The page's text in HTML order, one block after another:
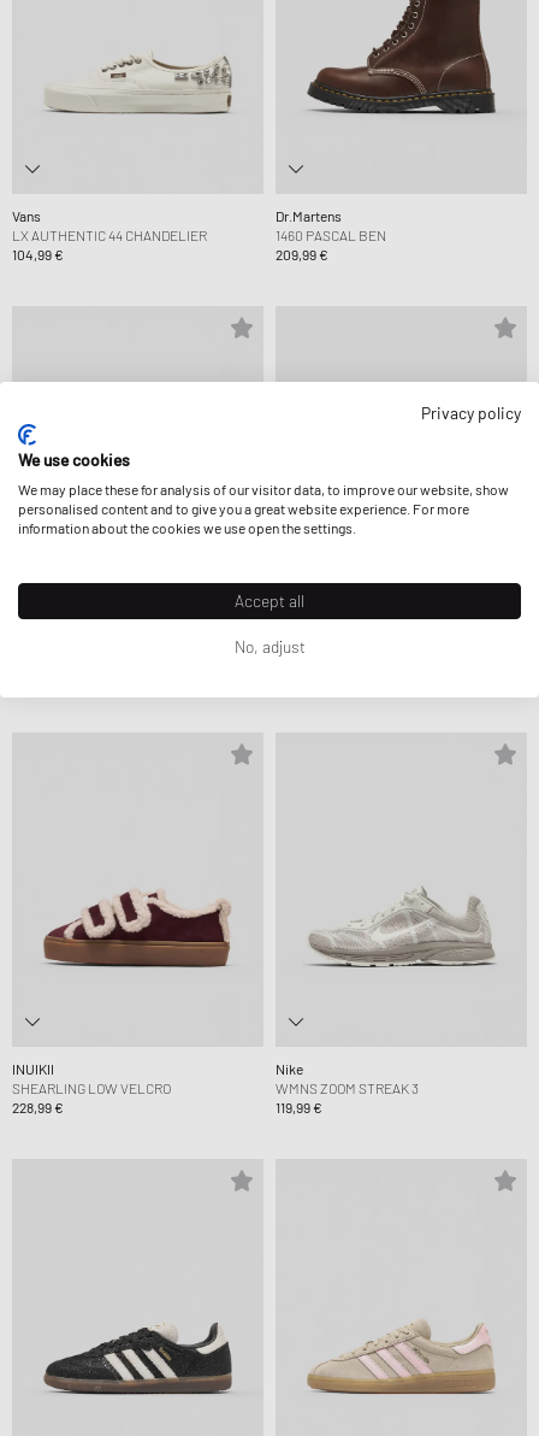
Vans
LX AUTHENTIC 44 CHANDELIER
104,99 €
Dr.Martens
1460 PASCAL BEN
209,99 €
CLARKS
STRAVEN2 PENNY
INUIKII
SHEARLING LOW VELCRO
228,99 €
Nike
WMNS ZOOM STREAK 3
119,99 €
Privacy policy
We use cookies
We may place these for analysis of our visitor data, to improve our website, show
personalised content and to give you a great website experience. For more
information about the cookies we use open the settings.
Accept all
No, adjust